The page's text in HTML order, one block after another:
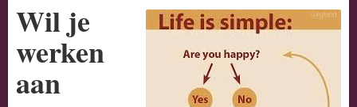
Wil je
werken
aan